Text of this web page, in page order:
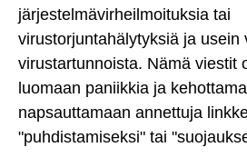
järjestelmävirheilmoituksia tai
virustorjuntahälytyksiä ja usein
virustartunnoista. Nämä viestit
luomaan paniikkia ja
napsauttamaan annettuja
"puhdistamiseksi" tai